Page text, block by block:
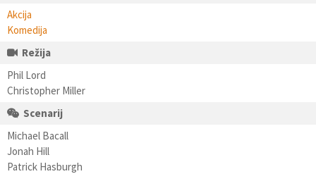
Akcija
Komedija
Režija
Phil Lord
Christopher Miller
Scenarij
Michael Bacall
Jonah Hill
Patrick Hasburgh